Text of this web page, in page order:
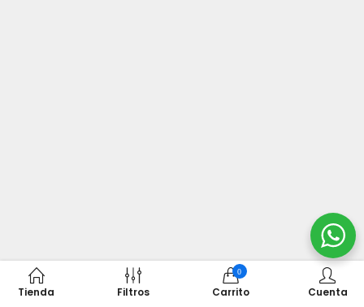
Tienda Filtros
0
Carrito Cuenta